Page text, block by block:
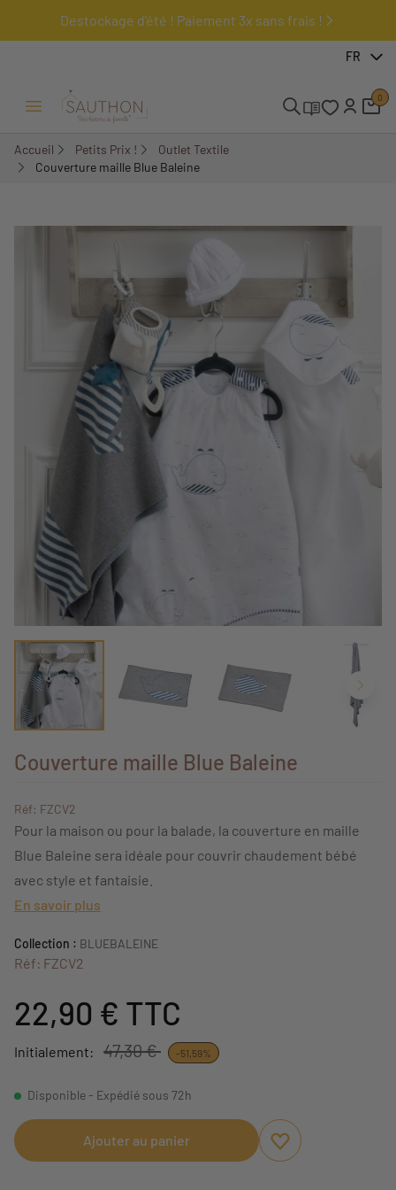
Destockage d'été ! Paiement 3x sans frais !
FR
Ouvrir/Fermer menu
0
Accueil Petits Prix !
Outlet Textile
Couverture maille Blue Baleine
-51,59%
Couverture maille Blue Baleine
Réf: FZCV2
Pour la maison ou pour la balade, la couverture en maille
Blue Baleine sera idéale pour couvrir chaudement bébé
avec style et fantaisie.
En savoir plus
Collection : BLUEBALEINE
Réf: FZCV2
22,90 € TTC
Initialement: 47,30 € -51,59%
Disponible - Expédié sous 72h
Ajouter au panier
Ajouter aux favoris
Supprimer des